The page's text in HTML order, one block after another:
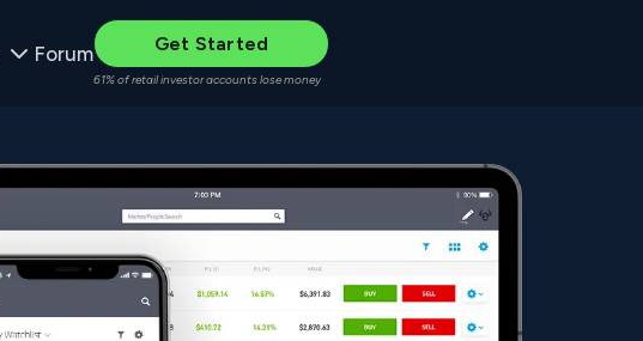
Forum Get Started
61% of retail investor accounts lose money